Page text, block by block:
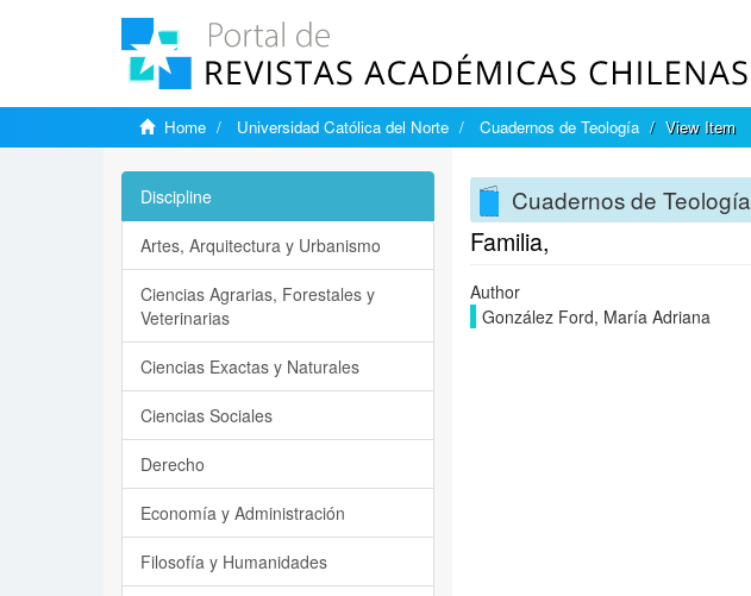
Home Universidad Católica del Norte Cuadernos de Teología View Item
Cuadernos de Teología
Familia,
Author
González Ford, María Adriana
Discipline
Artes, Arquitectura y Urbanismo
Ciencias Agrarias, Forestales y
Veterinarias
Ciencias Exactas y Naturales
Ciencias Sociales
Derecho
Economía y Administración
Filosofía y Humanidades